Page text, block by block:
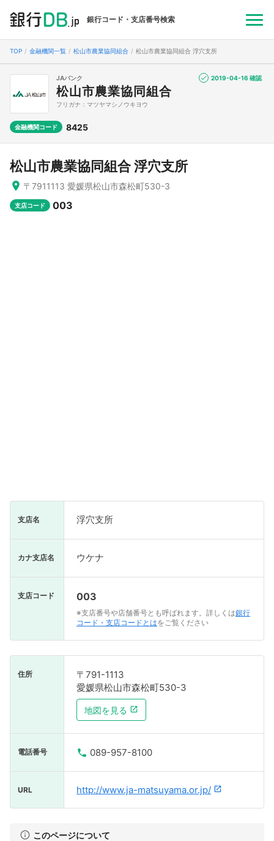
銀行コード・支店番号検索
TOP 金融機関一覧 松山市農業協同組合 松山市農業協同組合 浮穴支所
JAバンク
松山市農業協同組合
フリガナ：マツヤマシノウキヨウ
金融機関コード 8425
2019-04-16 確認
松山市農業協同組合 浮穴支所
〒7911113 愛媛県松山市森松町530-3
支店コード 003
支店名 浮穴支所
カナ支店名 ウケナ
支店コード 003
※支店番号や店舗番号とも呼ばれます。詳しくは銀行
コード・支店コードとはをご覧ください
住所
〒791-1113
愛媛県松山市森松町530-3
地図を見る
電話番号 089-957-8100
URL http://www.ja-matsuyama.or.jp/
このページについて